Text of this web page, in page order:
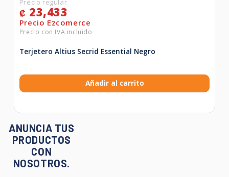
₡ 23,433
Terjetero Altius Secrid Essential Negro
Añadir al carrito
ANUNCIA TUS
PRODUCTOS
CON
NOSOTROS.